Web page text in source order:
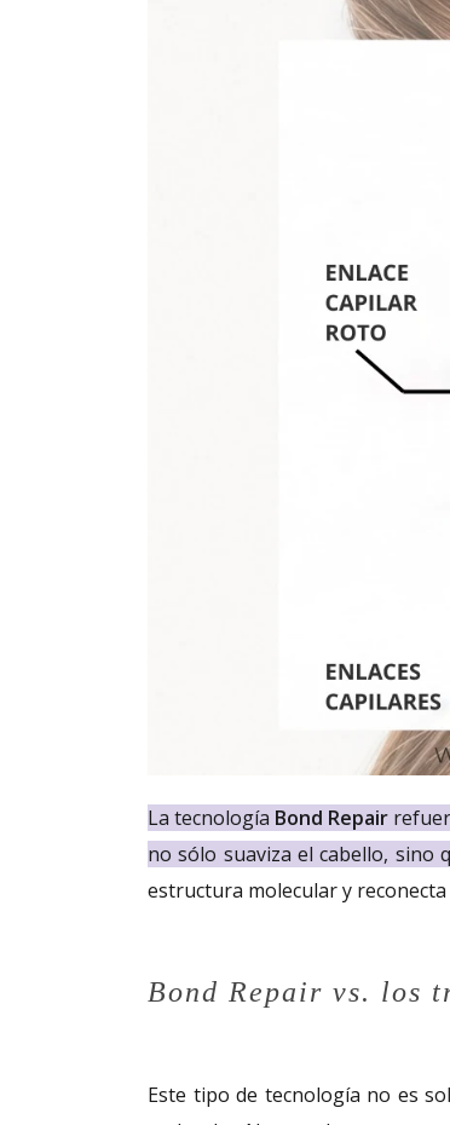
La tecnología Bond Repair
no sólo suaviza el cabello, sino
estructura molecular y
Bond Repair vs. los
Este tipo de tecnología no es